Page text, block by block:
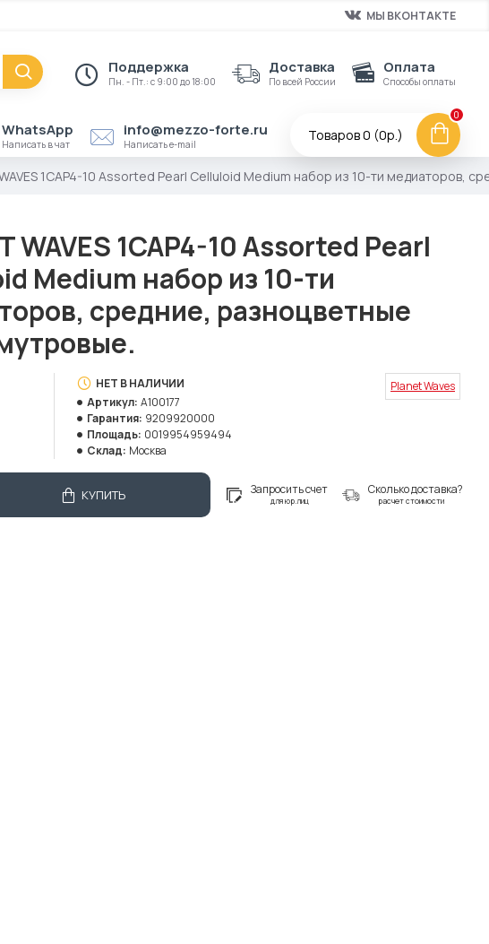
МЫ ВКОНТАКТЕ
Поддержка
Пн. - Пт.: с 9:00 до 18:00
Доставка
По всей России
Оплата
Способы оплаты
WhatsApp
Написать в чат
info@mezzo-forte.ru
Написать e-mail
Товаров 0 (0р.)
0
1CAP4-10 Assorted Pearl Celluloid Medium набор из 10-ти медиаторов,
WAVES 1CAP4-10 Assorted Pearl
Medium набор из 10-ти
средние, разноцветные
НЕТ В НАЛИЧИИ
Артикул: A100177
Гарантия: 9209920000
Площадь: 0019954959494
Склад: Москва
Planet Waves
КУПИТЬ Запросить счет
для юр.лиц
Сколько доставка?
расчет стоимости